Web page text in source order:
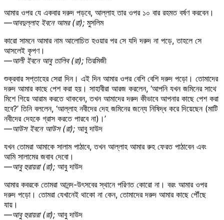
আমার ওপর যে একবার দরুদ পড়বে, আল্লাহ তার ওপর ১০ বার রহমত বর্ষণ করবেন।
—আবদুল্লাহ ইবনে আমর (রা); মুসলিম
কারো সামনে আমার নাম আলোচিত হওয়ার পর সে যদি দরুদ না পড়ে, তাহলে সে
আসলেই কৃপণ।
—আলী ইবনে আবু তালিব (রা); তিরমিজী
শুক্রবার সপ্তাহের সেরা দিন। এই দিন আমার ওপর বেশি বেশি দরুদ পড়ো। তোমাদের
দরুদ আমার কাছে পেশ করা হয়। সাহাবীরা আরজ করলেন, ‘আপনি যখন জমিনের সাথে
মিশে গিয়ে আরাম করতে থাকবেন, তখন আমাদের দরুদ কীভাবে আপনার কাছে পেশ করা
হবে?’ তিনি বললেন, ‘আল্লাহ নবীদের দেহ জমিনের জন্যে নিষিদ্ধ করে দিয়েছেন (মাটি
নবীদের দেহকে গ্রাস করতে পারবে না)।’
—আউস ইবনে আউস (রা); আবু দাউদ
যখন তোমরা আমাকে সালাম পাঠাবে, তখন আল্লাহ আমার রুহ ফেরত পাঠাবেন এবং
আমি সালামের জবাব দেবো।
—আবু হুরায়রা (রা); আবু দাউদ
আমার কবরকে তোমরা আনন্দ-উৎসবের স্থানে পরিণত কোরো না। বরং আমার ওপর
দরুদ পড়ো। তোমরা যেখানেই থাকো না কেন, তোমাদের দরুদ আমার কাছে পৌঁছে
যায়।
—আবু হুরায়রা (রা); আবু দাউদ